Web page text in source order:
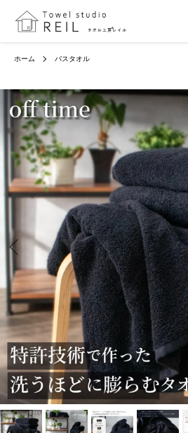
ホーム バスタオル